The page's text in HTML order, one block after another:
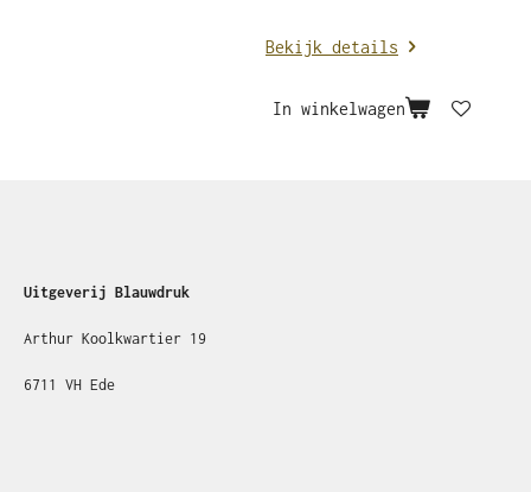
Bekijk details
In winkelwagen
Uitgeverij Blauwdruk
Arthur Koolkwartier 19
6711 VH Ede